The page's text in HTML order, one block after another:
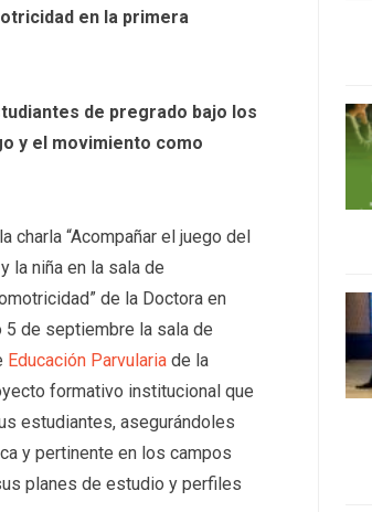
en la primera
de pregrado bajo los
y el movimiento como
charla “Acompañar el juego del
la niña en la sala de
de la Doctora en
5 de septiembre la sala de
Educación Parvularia de la
formativo institucional que
estudiantes, asegurándoles
y pertinente en los campos
planes de estudio y perfiles